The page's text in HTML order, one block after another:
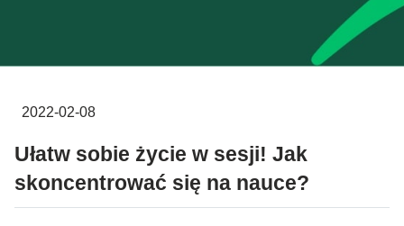
2022-02-08
Ułatw sobie życie w sesji! Jak
skoncentrować się na nauce?